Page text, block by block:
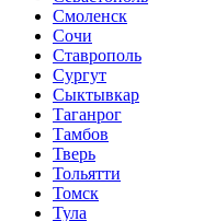
Смоленск
Сочи
Ставрополь
Сургут
Сыктывкар
Таганрог
Тамбов
Тверь
Тольятти
Томск
Тула